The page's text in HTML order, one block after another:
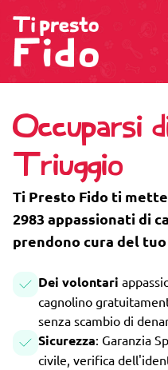
Occuparsi
Triuggio
Ti Presto Fido ti
2983 appassionati di
prendono cura del
Dei volontari
cagnolino
senza scambio di
Sicurezza: Garanzia
civile, verifica